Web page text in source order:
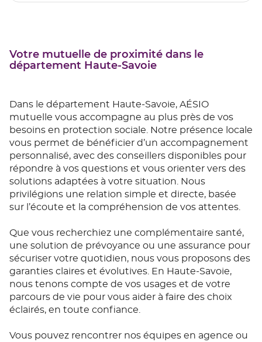
Votre mutuelle de proximité dans le
département Haute-Savoie
Dans le département Haute-Savoie, AÉSIO
mutuelle vous accompagne au plus près de vos
besoins en protection sociale. Notre présence locale
vous permet de bénéficier d’un accompagnement
personnalisé, avec des conseillers disponibles pour
répondre à vos questions et vous orienter vers des
solutions adaptées à votre situation. Nous
privilégions une relation simple et directe, basée
sur l’écoute et la compréhension de vos attentes.
Que vous recherchiez une complémentaire santé,
une solution de prévoyance ou une assurance pour
sécuriser votre quotidien, nous vous proposons des
garanties claires et évolutives. En Haute-Savoie,
nous tenons compte de vos usages et de votre
parcours de vie pour vous aider à faire des choix
éclairés, en toute confiance.
Vous pouvez rencontrer nos équipes en agence ou